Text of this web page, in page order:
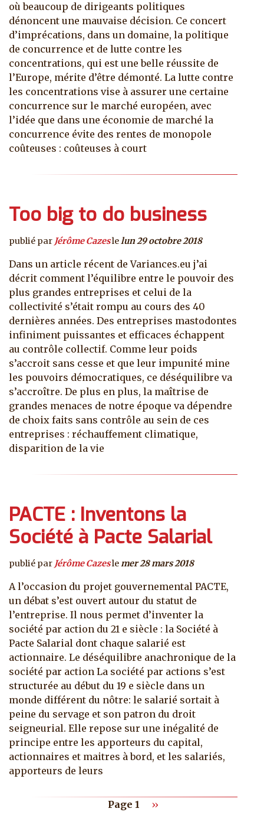
où beaucoup de dirigeants politiques
dénoncent une mauvaise décision. Ce concert
d’imprécations, dans un domaine, la politique
de concurrence et de lutte contre les
concentrations, qui est une belle réussite de
l’Europe, mérite d’être démonté. La lutte contre
les concentrations vise à assurer une certaine
concurrence sur le marché européen, avec
l’idée que dans une économie de marché la
concurrence évite des rentes de monopole
coûteuses : coûteuses à court
Too big to do business
publié par Jérôme Cazeslelun 29 octobre 2018
Dans un article récent de Variances.eu j’ai
décrit comment l’équilibre entre le pouvoir des
plus grandes entreprises et celui de la
collectivité s’était rompu au cours des 40
dernières années. Des entreprises mastodontes
infiniment puissantes et efficaces échappent
au contrôle collectif. Comme leur poids
s’accroit sans cesse et que leur impunité mine
les pouvoirs démocratiques, ce déséquilibre va
s’accroître. De plus en plus, la maîtrise de
grandes menaces de notre époque va dépendre
de choix faits sans contrôle au sein de ces
entreprises : réchauffement climatique,
disparition de la vie
PACTE : Inventons la
Société à Pacte Salarial
publié par Jérôme Cazeslemer 28 mars 2018
A l’occasion du projet gouvernemental PACTE,
un débat s’est ouvert autour du statut de
l’entreprise. Il nous permet d’inventer la
société par action du 21 e siècle : la Société à
Pacte Salarial dont chaque salarié est
actionnaire. Le déséquilibre anachronique de la
société par action La société par actions s’est
structurée au début du 19 e siècle dans un
monde différent du nôtre: le salarié sortait à
peine du servage et son patron du droit
seigneurial. Elle repose sur une inégalité de
principe entre les apporteurs du capital,
actionnaires et maitres à bord, et les salariés,
apporteurs de leurs
Page 1 Page suivante
››